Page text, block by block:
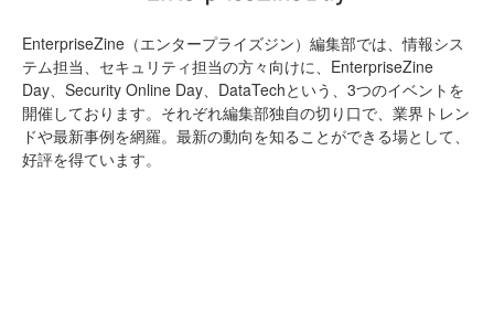
EnterpriseZine（エンタープライズジン）編集部では、情報シス
テム担当、セキュリティ担当の方々向けに、EnterpriseZine
Day、Security Online Day、DataTechという、3つのイベントを
開催しております。それぞれ編集部独自の切り口で、業界トレン
ドや最新事例を網羅。最新の動向を知ることができる場として、
好評を得ています。